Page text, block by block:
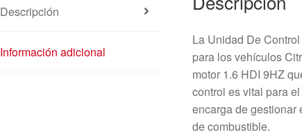
Descripción
Información adicional
La Unidad De
para los vehículos
motor 1.6 HDI 9HZ
control es vital para
encarga de gestionar
de combustible.